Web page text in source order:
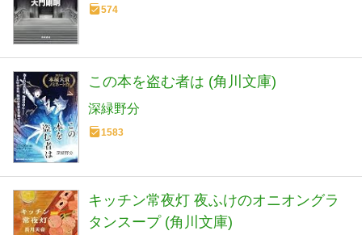
574
この本を盗む者は (角川文庫)
深緑野分
1583
キッチン常夜灯 夜ふけのオニオングラ
タンスープ (角川文庫)